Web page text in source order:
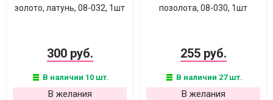
золото, латунь, 08-032, 1шт
300 руб.
В наличии 10 шт.
В желания
позолота, 08-030, 1шт
255 руб.
В наличии 27 шт.
В желания